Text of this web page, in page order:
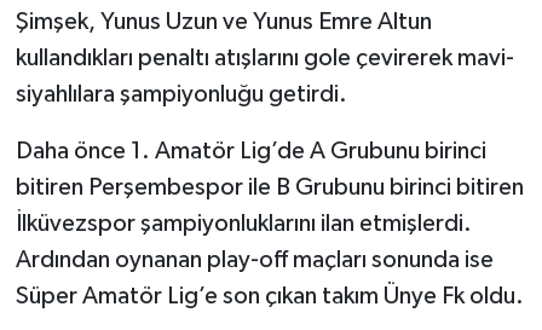
Şimşek, Yunus Uzun ve Yunus Emre Altun
kullandıkları penaltı atışlarını gole çevirerek mavi-
siyahlılara şampiyonluğu getirdi.
Daha önce 1. Amatör Lig’de A Grubunu birinci
bitiren Perşembespor ile B Grubunu birinci bitiren
İlküvezspor şampiyonluklarını ilan etmişlerdi.
Ardından oynanan play-off maçları sonunda ise
Süper Amatör Lig’e son çıkan takım Ünye Fk oldu.